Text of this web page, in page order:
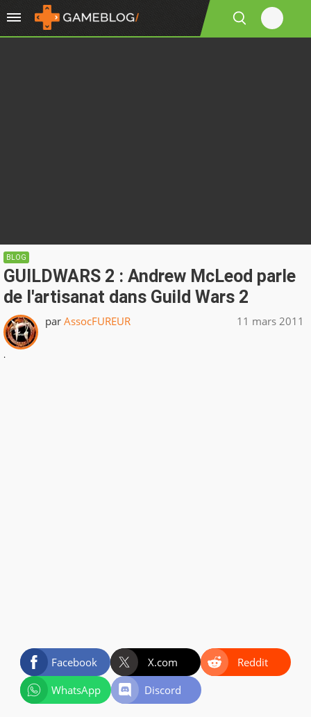
BLOG
GUILDWARS 2 : Andrew McLeod parle
de l'artisanat dans Guild Wars 2
par AssocFUREUR 11 mars 2011
.
Facebook X.com
Reddit
WhatsApp
Discord